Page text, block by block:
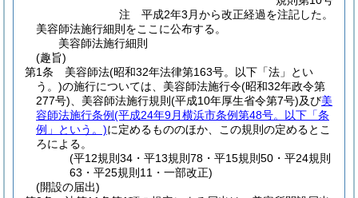
注 平成2年3月から改正経過を注記した。
美容師法施行細則をここに公布する。
美容師法施行細則
(趣旨)
第1条
美容師法(昭和32年法律第163号。以下「法」とい
う。)の施行については、美容師法施行令(昭和32年政令第
277号) 、美容師法施行規則 (平成10年厚生省令第7号)及び美
容師法施行条例(平成24年9月横浜市条例第48号。以下「条
例」という。)に定めるもののほか、この規則の定めるとこ
ろによる。
(平12規則34・平13規則78・平15規則50・平24規則
63・平25規則11・一部改正)
(開設の届出)